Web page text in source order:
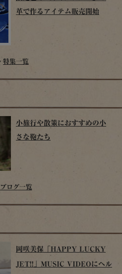
革で作るアイテム販売開始
特集一覧
小旅行や散策におすすめの小
さな鞄たち
ブログ一覧
岡咲美保「HAPPY LUCKY
JET!!」MUSIC VIDEOにヘル